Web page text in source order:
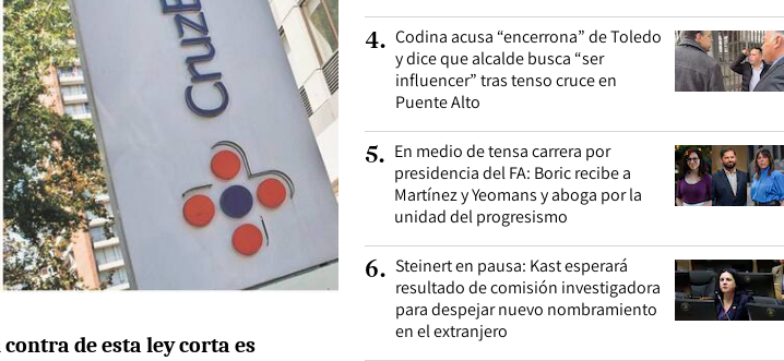
de esta ley corta es
4. Codina acusa “encerrona” de Toledo
y dice que alcalde busca “ser
influencer” tras tenso cruce en
Puente Alto
5. En medio de tensa carrera por
presidencia del FA: Boric recibe a
Martínez y Yeomans y aboga por la
unidad del progresismo
6. Steinert en pausa: Kast esperará
resultado de comisión investigadora
para despejar nuevo nombramiento
en el extranjero